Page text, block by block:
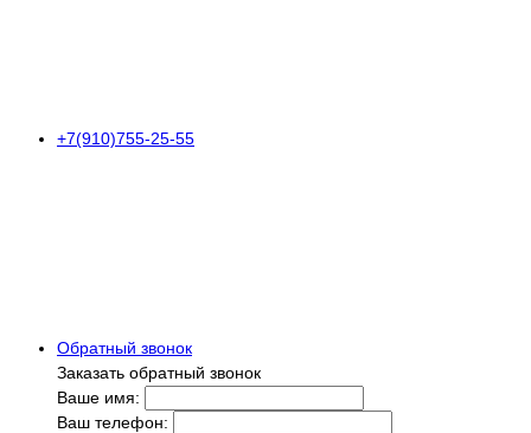
+7(910)755-25-55
Обратный звонок
Заказать обратный звонок
Ваше имя:
Ваш телефон: